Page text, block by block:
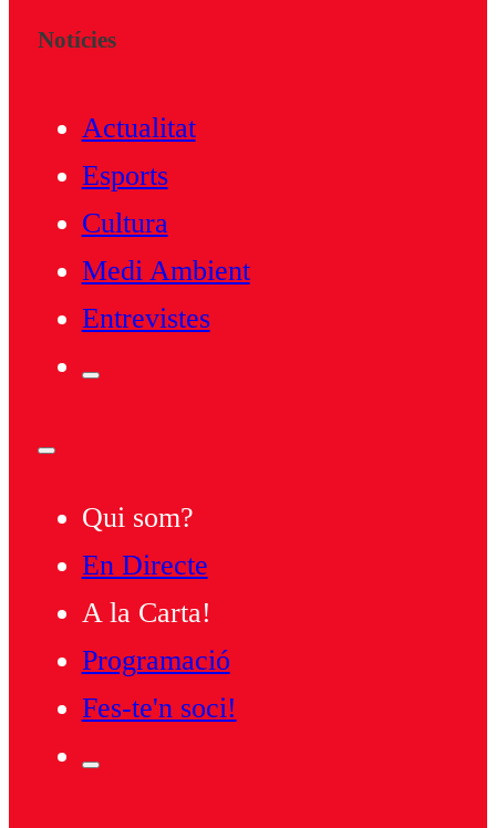
Notícies
Actualitat
Esports
Cultura
Medi Ambient
Entrevistes
Qui som?
En Directe
A la Carta!
Programació
Fes-te'n soci!